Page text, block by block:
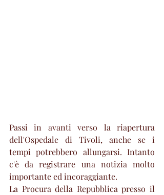
Passi in avanti verso la riapertura
dell'Ospedale di Tivoli, anche se i
tempi potrebbero allungarsi. Intanto
c'è da registrare una notizia molto
importante ed incoraggiante.
La Procura della Repubblica presso il